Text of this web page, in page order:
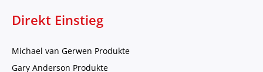
Direkt Einstieg
Michael van Gerwen Produkte
Gary Anderson Produkte